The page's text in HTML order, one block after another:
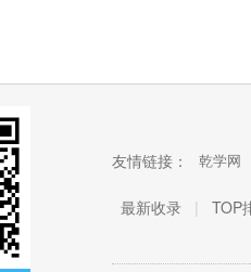
友情链接： 乾学网
最新收录 | TOP